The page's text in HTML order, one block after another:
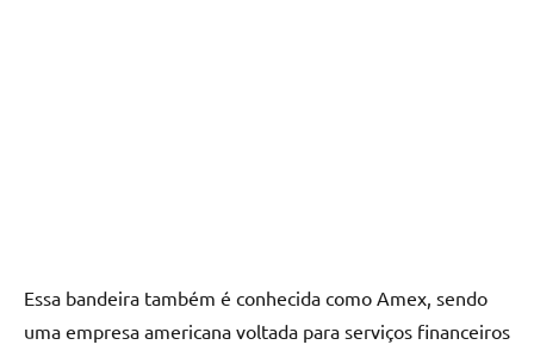
Essa bandeira também é conhecida como Amex, sendo
uma empresa americana voltada para serviços financeiros